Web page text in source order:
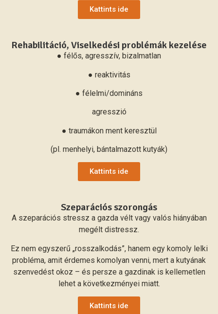
Kattints ide
Rehabilitáció, Viselkedési problémák kezelése
● félős, agresszív, bizalmatlan
● reaktivitás
● félelmi/domináns
agresszió
● traumákon ment keresztül
(pl. menhelyi, bántalmazott kutyák)
Kattints ide
Szeparációs szorongás
A szeparációs stressz a gazda vélt vagy valós hiányában
megélt distressz.
Ez nem egyszerű „rosszalkodás”, hanem egy komoly lelki
probléma, amit érdemes komolyan venni, mert a kutyának
szenvedést okoz – és persze a gazdinak is kellemetlen
lehet a következményei miatt.
Kattints ide